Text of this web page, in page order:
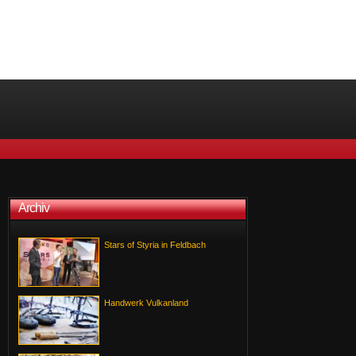
Archiv
Stars of Styria in Feldbach
Handwerk Vulkanland